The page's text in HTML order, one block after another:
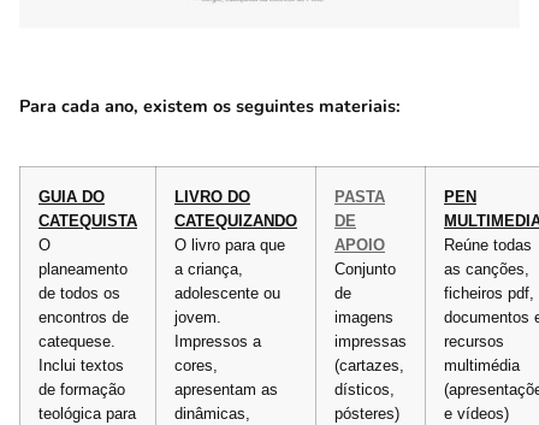
Para cada ano, existem os seguintes materiais:
GUIA DO
CATEQUISTA
O
planeamento
de todos os
encontros de
catequese.
Inclui textos
de formação
teológica para
LIVRO DO
CATEQUIZANDO
O livro para que
a criança,
adolescente ou
jovem.
Impressos a
cores,
apresentam as
dinâmicas,
PASTA
DE
APOIO
Conjunto
de
imagens
impressas
(cartazes,
dísticos,
pósteres)
PEN
Reúne todas
as canções,
ficheiros pdf,
documentos
recursos
multimédia
e vídeos)